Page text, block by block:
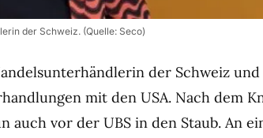
der Schweiz. (Quelle: Seco)
der Schweiz
mit den USA. Nach dem
auch vor der UBS in den Staub. An